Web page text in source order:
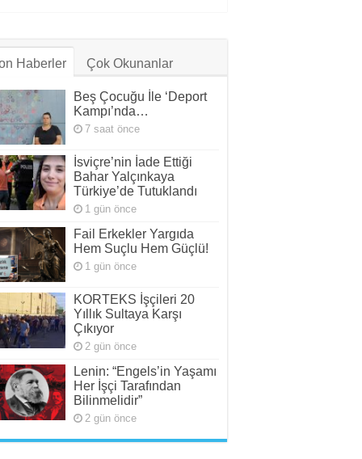
Haberler Çok Okunanlar
Beş Çocuğu İle ‘Deport
Kampı’nda…
7 saat önce
İsviçre’nin İade Ettiği
Bahar Yalçınkaya
Türkiye’de Tutuklandı
1 gün önce
Fail Erkekler Yargıda
Hem Suçlu Hem Güçlü!
1 gün önce
KORTEKS İşçileri 20
Yıllık Sultaya Karşı
Çıkıyor
2 gün önce
Lenin: “Engels’in Yaşamı
Her İşçi Tarafından
Bilinmelidir”
2 gün önce